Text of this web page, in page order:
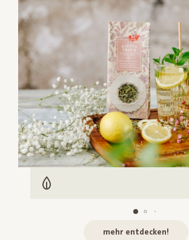
Vegetarisch
mehr entdecken!